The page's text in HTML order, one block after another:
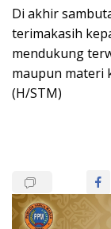
Di akhir
terimakasih
mendukung
maupun materi
(H/STM)